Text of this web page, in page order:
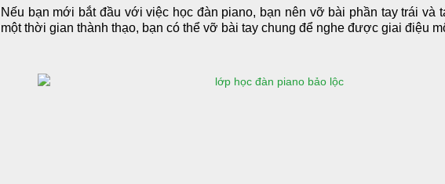
Nếu bạn mới bắt đầu với việc học đàn piano, bạn nên vỡ bài phần tay trái và
một thời gian thành thạo, bạn có thể vỡ bài tay chung để nghe được giai điệu